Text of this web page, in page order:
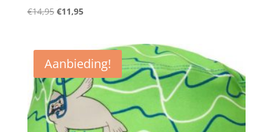
€14,95 Oorspronkelijke
€14,95.
€11,95Huidige
€11,95.
Aanbieding!